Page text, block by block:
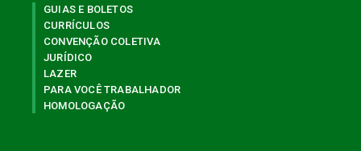
GUIAS E BOLETOS
CURRÍCULOS
CONVENÇÃO COLETIVA
JURÍDICO
LAZER
PARA VOCÊ TRABALHADOR
HOMOLOGAÇÃO